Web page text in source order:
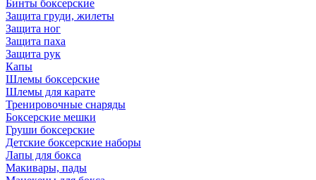
Бинты боксерские
Защита груди, жилеты
Защита ног
Защита паха
Защита рук
Капы
Шлемы боксерские
Шлемы для карате
Тренировочные снаряды
Боксерские мешки
Груши боксерские
Детские боксерские наборы
Лапы для бокса
Макивары, пады